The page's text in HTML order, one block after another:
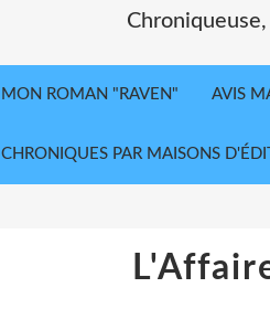
MON ROMAN "RAVEN" AVIS
CHRONIQUES PAR MAISONS